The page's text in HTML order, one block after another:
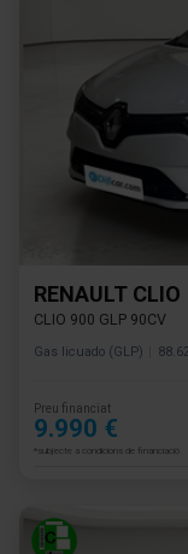
RENAULT CLIO
CLIO 900 GLP 90CV
Gas licuado (GLP)
Preu financiat
9.990 €
*subjecte a condicions de financiació